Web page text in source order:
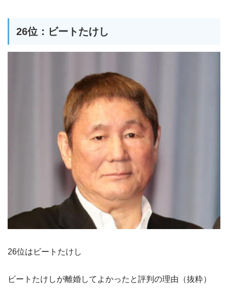
26位：ビートたけし
26位はビートたけし
ビートたけしが離婚してよかったと評判の理由（抜粋）